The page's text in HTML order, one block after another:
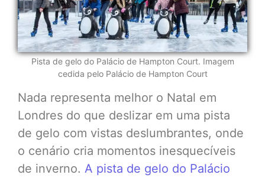
Pista de gelo do Palácio de Hampton Court. Imagem
cedida pelo Palácio de Hampton Court
Nada representa melhor o Natal em
Londres do que deslizar em uma pista
de gelo com vistas deslumbrantes, onde
o cenário cria momentos inesquecíveis
de inverno. A pista de gelo do Palácio